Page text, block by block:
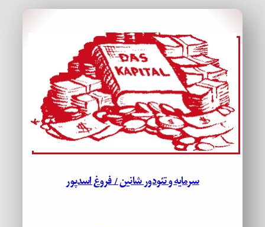
سرمایه­ و تئودور شانین / فروغ اسدپور